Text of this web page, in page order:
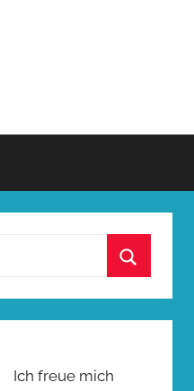
Ich freue mich